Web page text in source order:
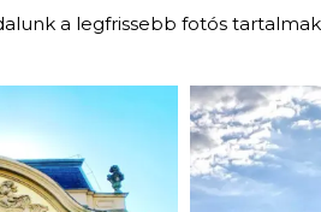
a legfrissebb fotós